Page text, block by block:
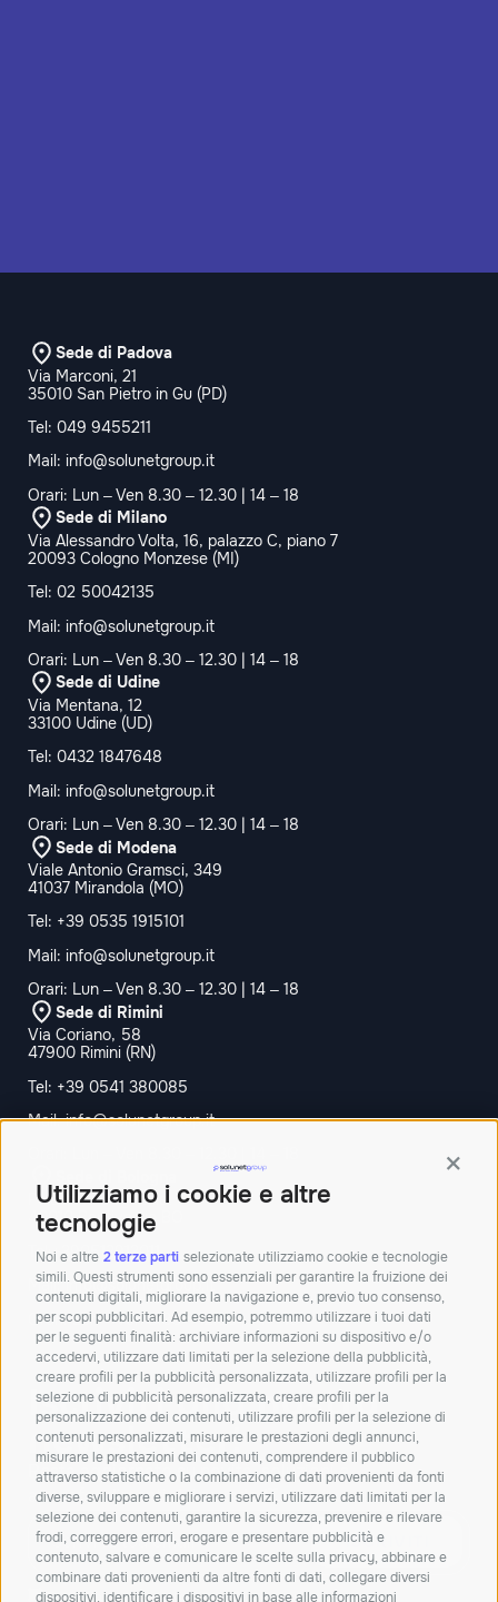
Utilizziamo i cookie e altre
tecnologie
Noi e altre 2 terze parti selezionate utilizziamo cookie e tecnologie
simili. Questi strumenti sono essenziali per garantire la fruizione dei
contenuti digitali, migliorare la navigazione e, previo tuo consenso,
per scopi pubblicitari. Ad esempio, potremmo utilizzare i tuoi dati
per le seguenti finalità: archiviare informazioni su dispositivo e/o
accedervi, utilizzare dati limitati per la selezione della pubblicità,
creare profili per la pubblicità personalizzata, utilizzare profili per la
selezione di pubblicità personalizzata, creare profili per la
personalizzazione dei contenuti, utilizzare profili per la selezione di
contenuti personalizzati, misurare le prestazioni degli annunci,
misurare le prestazioni dei contenuti, comprendere il pubblico
attraverso statistiche o la combinazione di dati provenienti da fonti
diverse, sviluppare e migliorare i servizi, utilizzare dati limitati per la
selezione dei contenuti, garantire la sicurezza, prevenire e rilevare
frodi, correggere errori, erogare e presentare pubblicità e
contenuto, salvare e comunicare le scelte sulla privacy, abbinare e
combinare dati provenienti da altre fonti di dati, collegare diversi
dispositivi, identificare i dispositivi in base alle informazioni
Sede di Padova
Via Marconi, 21
35010 San Pietro in Gu (PD)
Tel: 049 9455211
Mail: info@solunetgroup.it
Orari: Lun – Ven 8.30 – 12.30 | 14 – 18
Sede di Milano
Via Alessandro Volta, 16, palazzo C, piano 7
20093 Cologno Monzese (MI)
Tel: 02 50042135
Mail: info@solunetgroup.it
Orari: Lun – Ven 8.30 – 12.30 | 14 – 18
Sede di Udine
Via Mentana, 12
33100 Udine (UD)
Tel: 0432 1847648
Mail: info@solunetgroup.it
Orari: Lun – Ven 8.30 – 12.30 | 14 – 18
Sede di Modena
Viale Antonio Gramsci, 349
41037 Mirandola (MO)
Tel: +39 0535 1915101
Mail: info@solunetgroup.it
Orari: Lun – Ven 8.30 – 12.30 | 14 – 18
Sede di Rimini
Via Coriano, 58
47900 Rimini (RN)
Tel: +39 0541 380085
Mail:info@solunetgroup.it
Palazzina Doganale,
40010 Bentivoglio BO
Tel:+390512913011
Mail:info@solunetgroup.it
Orari: Lun – Ven 8.30 – 12.30 | 14 – 18
Iscriviti alla nostra
newsletter!
Resta aggiornato su novità, soluzioni e
approfondimenti dal mondo IT.
Dichiaro di aver letto e accetto laprivacy policy
ISCRIVITI